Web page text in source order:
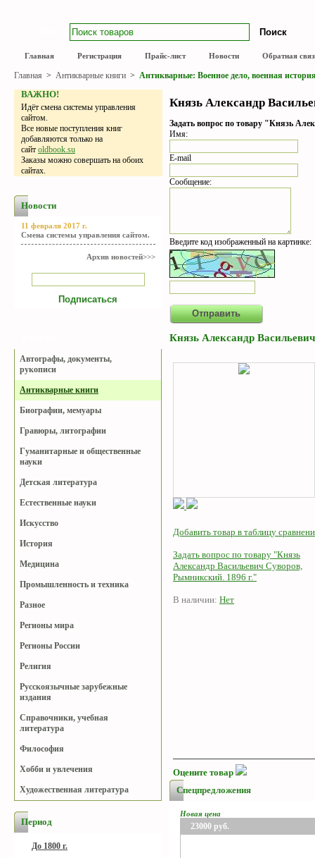
Главная Регистрация Прайс-лист Новости Обратная
Главная > Антикварные книги > Антикварные: Военное дело, военная
ВАЖНО!
Идёт смена системы управления
сайтом.
Все новые поступления книг
добавляются только на
сайт oldbook.su
Заказы можно совершать на обоих
сайтах.
Новости
11 февраля 2017 г.
Смена системы управления сайтом.
Архив новостей>>>
Автографы, документы,
рукописи
Антикварные книги
Биографии, мемуары
Гравюры, литографии
Гуманитарные и общественные
науки
Детская литература
Естественные науки
Искусство
История
Медицина
Промышленность и техника
Разное
Регионы мира
Регионы России
Религия
Русскоязычные зарубежные
издания
Справочники, учебная
литература
Философия
Хобби и увлечения
Художественная литература
Период
До 1800 г.
Князь Александр
Задать вопрос по товару "Князь
Имя:
E-mail
Сообщение:
Введите код изображенный на картинке:
Князь Александр
Добавить товар в таблицу
Задать вопрос по товару "Князь
Александр Васильевич Суворов,
Рымникский. 1896 г."
В наличии: Нет
Оцените товар
Спецпредложения
Новая цена
23000 руб.